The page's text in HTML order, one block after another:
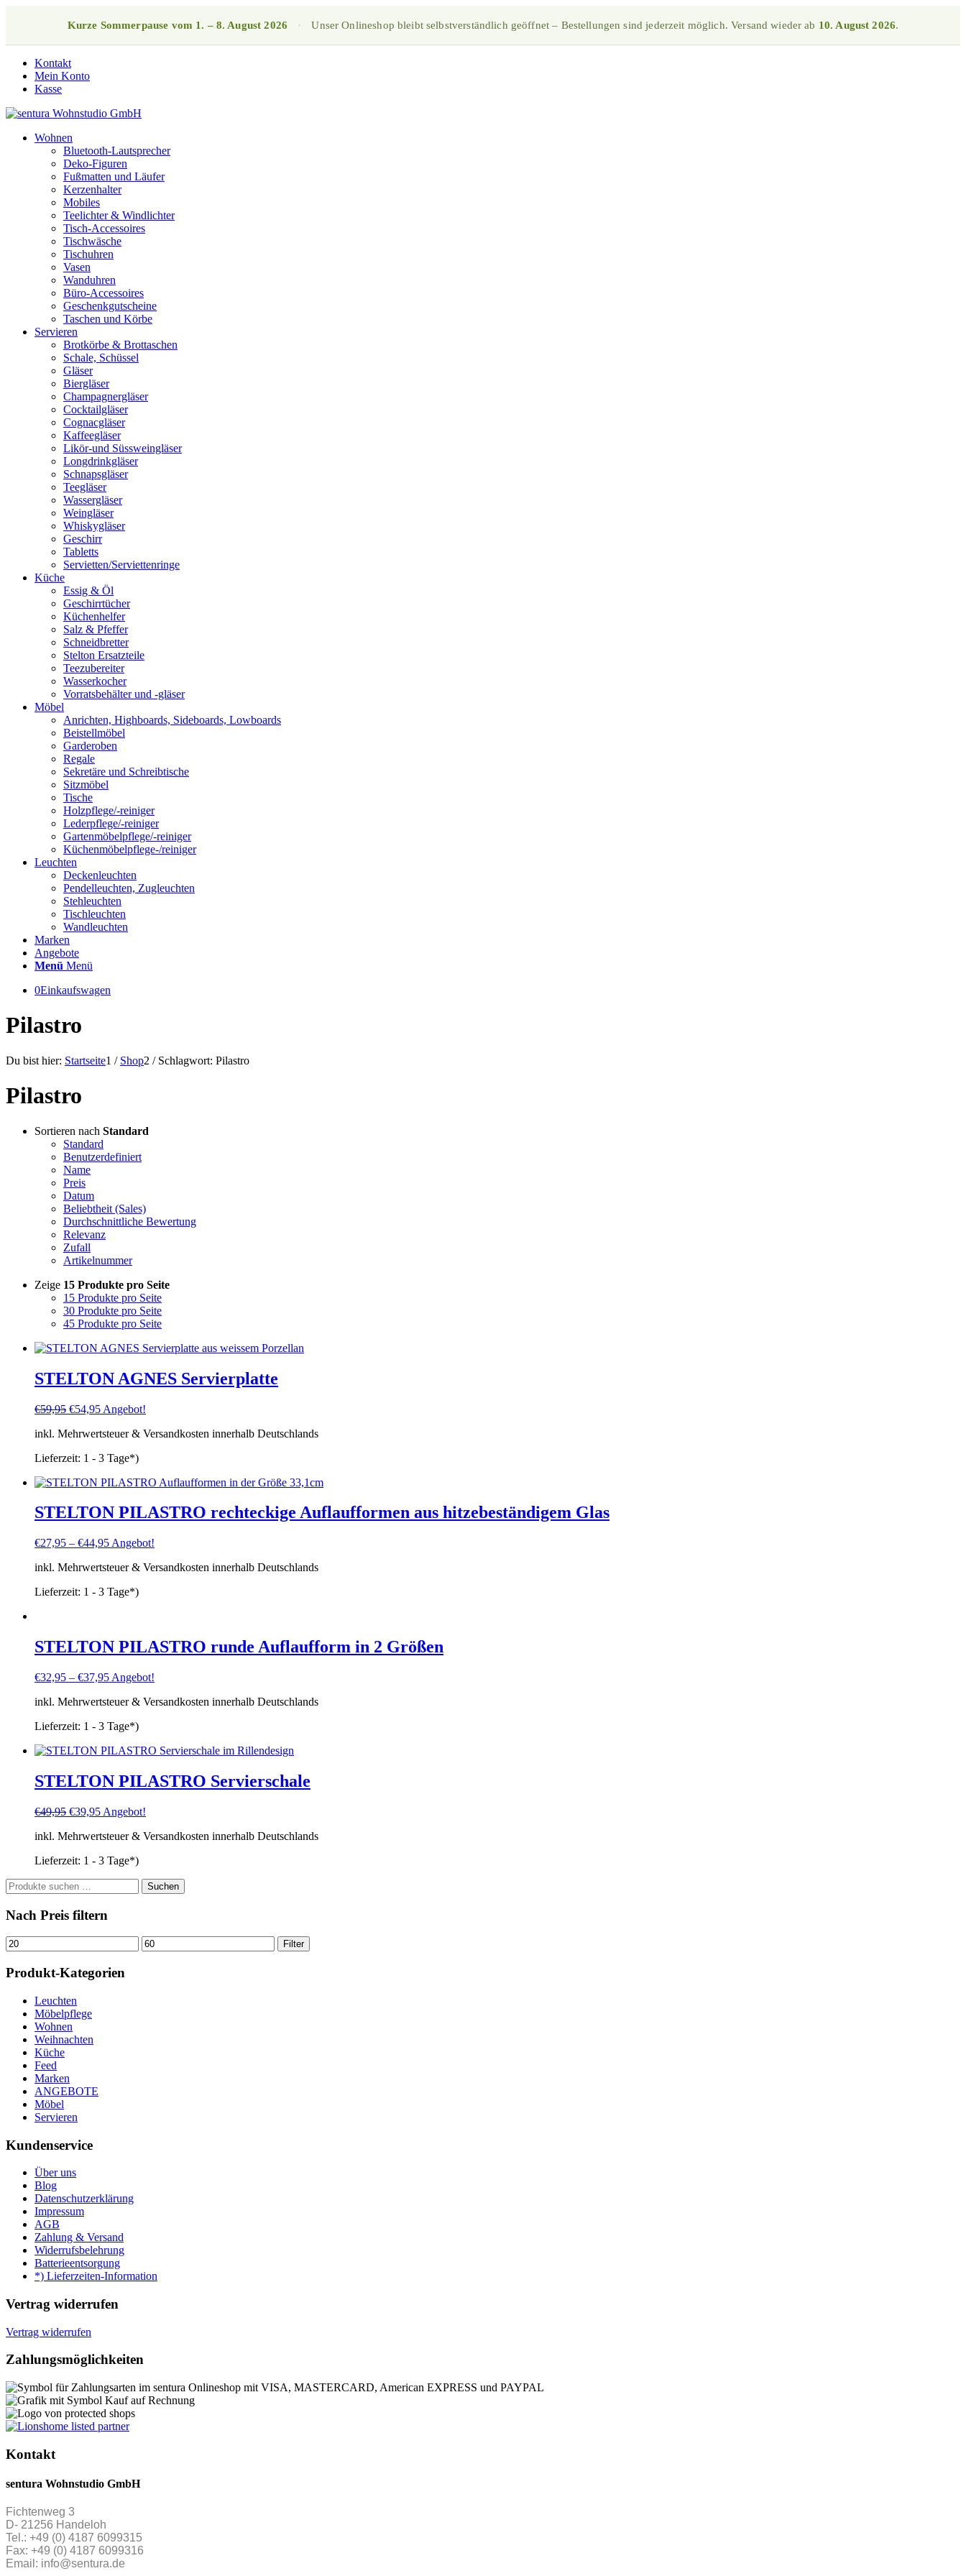
Kurze Sommerpause vom 1. – 8. August 2026 · Unser Onlineshop bleibt selbstverständlich geöffnet – Bestellungen sind jederzeit möglich. Versand wieder ab 10. August 2026.
Kontakt
Mein Konto
Kasse
Wohnen
Bluetooth-Lautsprecher
Deko-Figuren
Fußmatten und Läufer
Kerzenhalter
Mobiles
Teelichter & Windlichter
Tisch-Accessoires
Tischwäsche
Tischuhren
Vasen
Wanduhren
Büro-Accessoires
Geschenkgutscheine
Taschen und Körbe
Servieren
Brotkörbe & Brottaschen
Schale, Schüssel
Gläser
Biergläser
Champagnergläser
Cocktailgläser
Cognacgläser
Kaffeegläser
Likör-und Süssweingläser
Longdrinkgläser
Schnapsgläser
Teegläser
Wassergläser
Weingläser
Whiskygläser
Geschirr
Tabletts
Servietten/Serviettenringe
Küche
Essig & Öl
Geschirrtücher
Küchenhelfer
Salz & Pfeffer
Schneidbretter
Stelton Ersatzteile
Teezubereiter
Wasserkocher
Vorratsbehälter und -gläser
Möbel
Anrichten, Highboards, Sideboards, Lowboards
Beistellmöbel
Garderoben
Regale
Sekretäre und Schreibtische
Sitzmöbel
Tische
Holzpflege/-reiniger
Lederpflege/-reiniger
Gartenmöbelpflege/-reiniger
Küchenmöbelpflege-/reiniger
Leuchten
Deckenleuchten
Pendelleuchten, Zugleuchten
Stehleuchten
Tischleuchten
Wandleuchten
Marken
Angebote
Menü Menü
0Einkaufswagen
Pilastro
Du bist hier: Startseite1 / Shop2 / Schlagwort: Pilastro
Pilastro
Sortieren nach Standard
Standard
Benutzerdefiniert
Name
Preis
Datum
Beliebtheit (Sales)
Durchschnittliche Bewertung
Relevanz
Zufall
Artikelnummer
Zeige 15 Produkte pro Seite
15 Produkte pro Seite
30 Produkte pro Seite
45 Produkte pro Seite
STELTON AGNES Servierplatte
€59,95 Ursprünglicher
war:
€54,95Aktueller
ist:
Angebot!
inkl. Mehrwertsteuer & Versandkosten innerhalb Deutschlands
Lieferzeit: 1 - 3 Tage*)
STELTON PILASTRO rechteckige Auflaufformen aus hitzebeständigem Glas
€27,95 – €44,95 Angebot!
inkl. Mehrwertsteuer & Versandkosten innerhalb Deutschlands
Lieferzeit: 1 - 3 Tage*)
STELTON PILASTRO runde Auflaufform in 2 Größen
€32,95 – €37,95 Angebot!
inkl. Mehrwertsteuer & Versandkosten innerhalb Deutschlands
Lieferzeit: 1 - 3 Tage*)
STELTON PILASTRO Servierschale
€49,95 Ursprünglicher
war:
€39,95Aktueller
ist:
Angebot!
inkl. Mehrwertsteuer & Versandkosten innerhalb Deutschlands
Lieferzeit: 1 - 3 Tage*)
Suchen
nach:
Suchen
Nach Preis filtern
Min.
Preis
Max.
Preis
Filter
Produkt-Kategorien
Leuchten
Möbelpflege
Wohnen
Weihnachten
Küche
Feed
Marken
ANGEBOTE
Möbel
Servieren
Kundenservice
Über uns
Blog
Datenschutzerklärung
Impressum
AGB
Zahlung & Versand
Widerrufsbelehrung
Batterieentsorgung
*) Lieferzeiten-Information
Vertrag widerrufen
Vertrag widerrufen
Zahlungsmöglichkeiten
Kontakt
sentura Wohnstudio GmbH
Fichtenweg 3
D- 21256 Handeloh
Tel.: +49 (0) 4187 6099315
Fax: +49 (0) 4187 6099316
Email: info@sentura.de